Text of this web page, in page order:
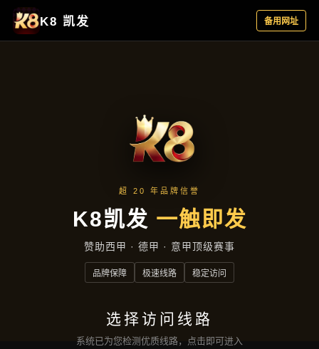
热点聚焦
首页 热点聚焦